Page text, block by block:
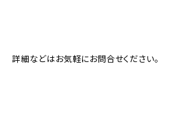
詳細などはお気軽にお問合せください。